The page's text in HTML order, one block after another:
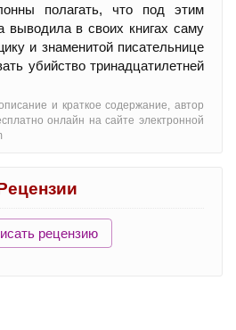
полагать, что под этим
выводила в своих книгах саму
и знаменитой писательнице
убийство тринадцатилетней
и краткое содержание, автор
онлайн на сайте электронной
рецензию